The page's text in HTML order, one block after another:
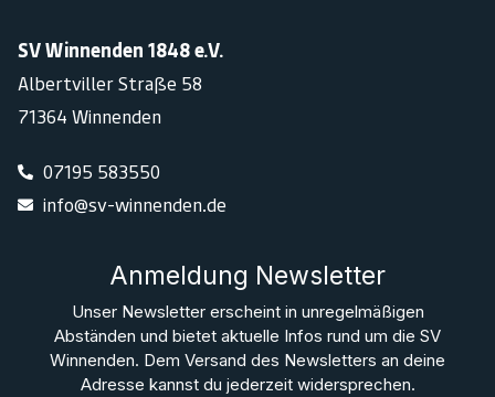
SV Winnenden 1848 e.V.
Albertviller Straße 58
71364 Winnenden
07195 583550
info@sv-winnenden.de
Anmeldung Newsletter
Unser Newsletter erscheint in unregelmäßigen
Abständen und bietet aktuelle Infos rund um die SV
Winnenden. Dem Versand des Newsletters an deine
Adresse kannst du jederzeit widersprechen.